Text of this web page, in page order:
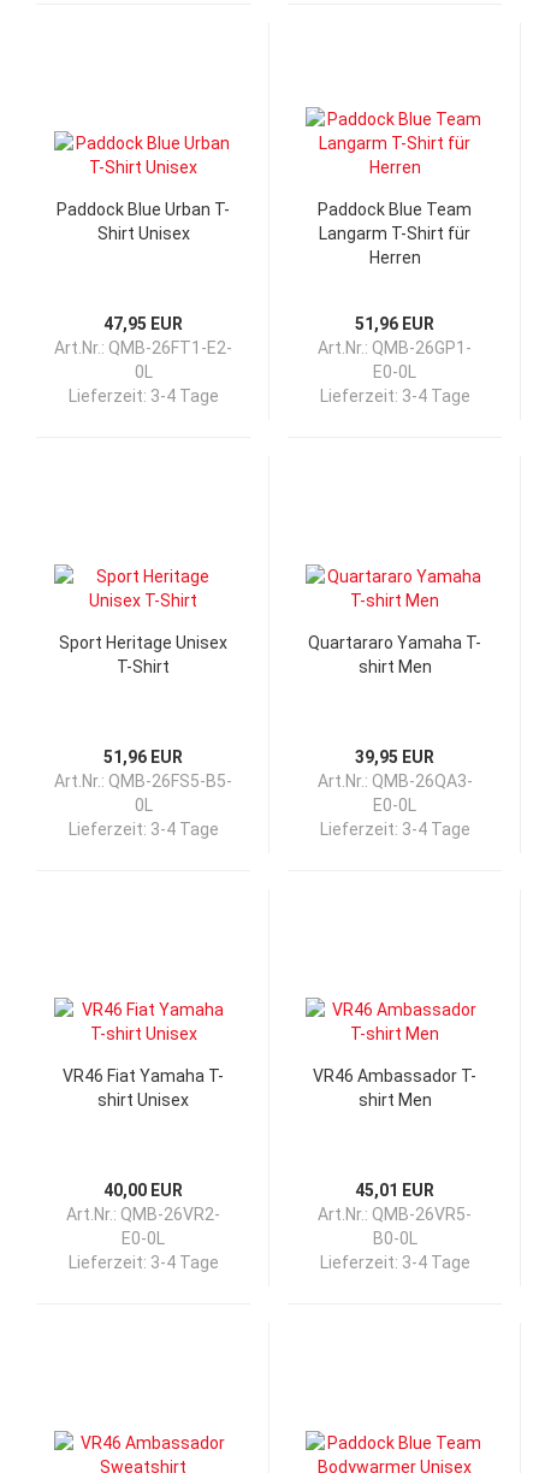
Paddock Blue Urban T-
Shirt Unisex
47,95 EUR
Art.Nr.: QMB-26FT1-E2-
0L
Lieferzeit: 3-4 Tage
Paddock Blue Team
Langarm T-Shirt für
Herren
51,96 EUR
Art.Nr.: QMB-26GP1-
E0-0L
Lieferzeit: 3-4 Tage
Sport Heritage Unisex
T-Shirt
51,96 EUR
Art.Nr.: QMB-26FS5-B5-
0L
Lieferzeit: 3-4 Tage
Quartararo Yamaha T-
shirt Men
39,95 EUR
Art.Nr.: QMB-26QA3-
E0-0L
Lieferzeit: 3-4 Tage
VR46 Fiat Yamaha T-
shirt Unisex
40,00 EUR
Art.Nr.: QMB-26VR2-
E0-0L
Lieferzeit: 3-4 Tage
VR46 Ambassador T-
shirt Men
45,01 EUR
Art.Nr.: QMB-26VR5-
B0-0L
Lieferzeit: 3-4 Tage